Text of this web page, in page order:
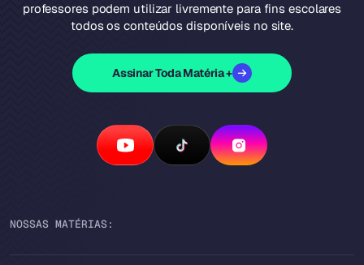
professores podem utilizar livremente para fins escolares
todos os conteúdos disponíveis no site.
Assinar Toda Matéria +
NOSSAS MATÉRIAS: